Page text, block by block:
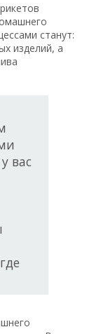
станут:
изделий, а
вас